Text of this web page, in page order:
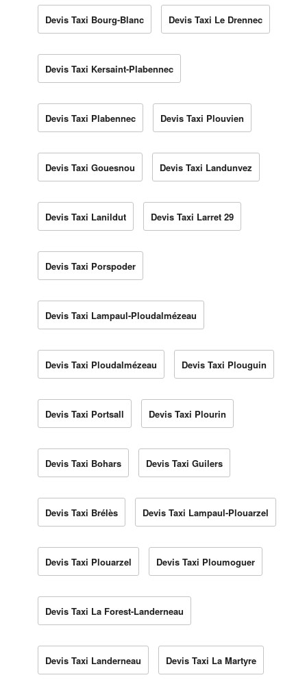
Devis Taxi Bourg-Blanc Devis Taxi Le Drennec
Devis Taxi Kersaint-Plabennec
Devis Taxi Plabennec Devis Taxi Plouvien
Devis Taxi Gouesnou Devis Taxi Landunvez
Devis Taxi Lanildut Devis Taxi Larret 29
Devis Taxi Porspoder
Devis Taxi Lampaul-Ploudalmézeau
Devis Taxi Ploudalmézeau Devis Taxi Plouguin
Devis Taxi Portsall Devis Taxi Plourin
Devis Taxi Bohars Devis Taxi Guilers
Devis Taxi Brélès Devis Taxi Lampaul-Plouarzel
Devis Taxi Plouarzel Devis Taxi Ploumoguer
Devis Taxi La Forest-Landerneau
Devis Taxi Landerneau Devis Taxi La Martyre